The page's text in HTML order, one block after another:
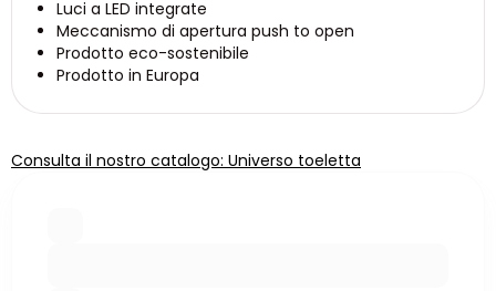
Luci a LED integrate
Meccanismo di apertura push to open
Prodotto eco-sostenibile
Prodotto in Europa
Consulta il nostro catalogo: Universo toeletta